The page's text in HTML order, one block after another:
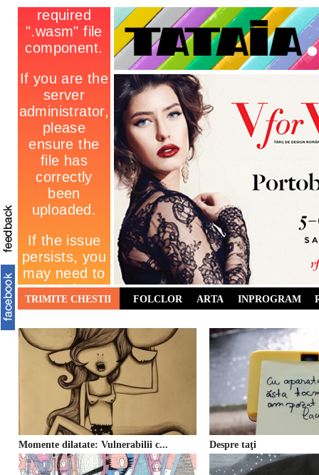
TRIMITE CHESTII FOLCLOR ARTA INPROGRAM
Momente dilatate: Vulnerabilii c... Despre taţi